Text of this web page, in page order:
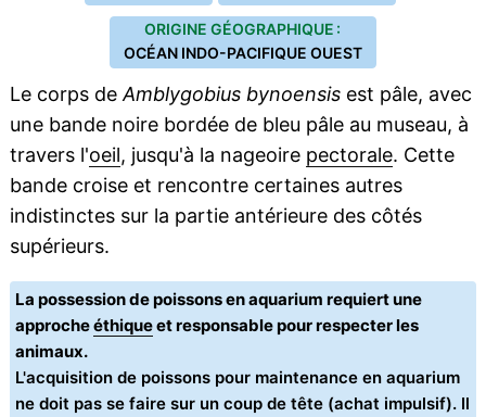
ORIGINE GÉOGRAPHIQUE :
OCÉAN INDO-PACIFIQUE OUEST
Le corps de Amblygobius bynoensisest pâle, avec
une bande noire bordée de bleu pâle au museau, à
travers l'oeil, jusqu'à la nageoire pectorale. Cette
bande croise et rencontre certaines autres
indistinctes sur la partie antérieure des côtés
supérieurs.
La possession de poissons en aquarium requiert une
approcheéthiqueet responsable pour respecter les
animaux.
L'acquisition de poissons pour maintenance en aquarium
ne doit pas se faire sur un coup de tête (achat impulsif). Il